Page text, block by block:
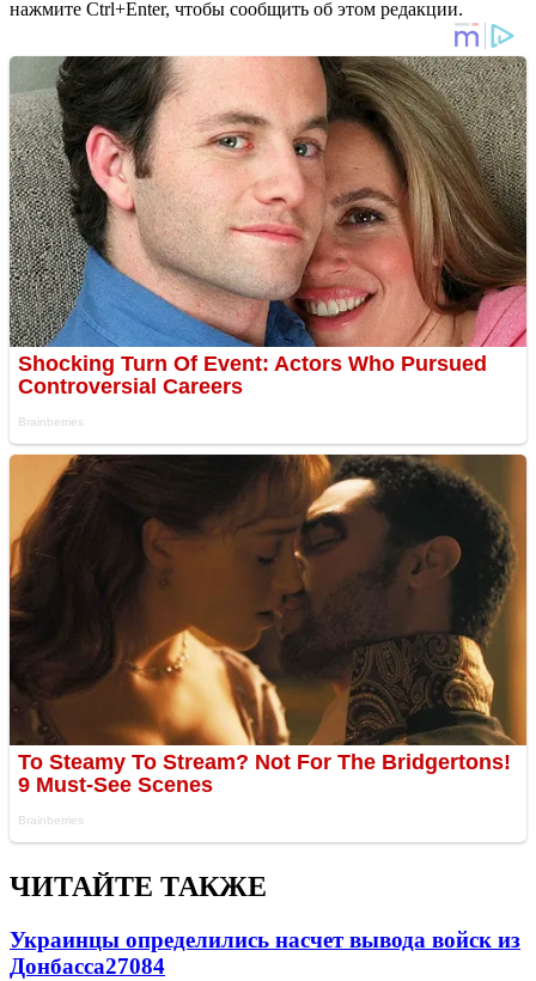
нажмите Ctrl+Enter, чтобы сообщить об этом редакции.
ЧИТАЙТЕ ТАКЖЕ
Украинцы определились насчет вывода войск из
Донбасса27084